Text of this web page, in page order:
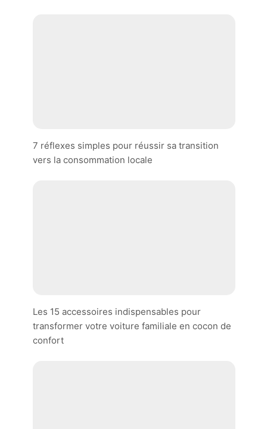
7 réflexes simples pour réussir sa transition
vers la consommation locale
Les 15 accessoires indispensables pour
transformer votre voiture familiale en cocon de
confort